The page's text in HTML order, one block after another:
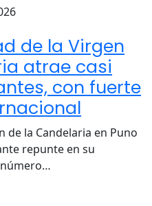
de la Virgen
atrae casi
con fuerte
de la Candelaria en Puno
repunte en su